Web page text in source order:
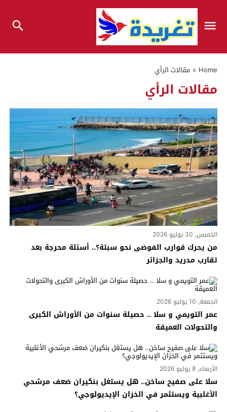
Home
» مقالات الرأي
مقالات الرأي
الخميس, 30 يوليو 2026
من يحرك قوارب الفوضى نحو سبتة؟.. أسئلة محرجة بعد
تقارب مدريد والجزائر
الجمعة, 10 يوليو 2026
عمر التويمي و سلا .. حصيلة سنوات من الأوراش الكبرى
والتحولات العميقة
الأربعاء, 8 يوليو 2026
سلا على صفيح ساخن.. هل يستغل بنكيران ضعف مرشحي
الأغلبية ويستثمر في الخزان الإيديولوجي؟